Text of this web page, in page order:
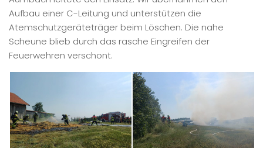
Aufbau einer C-Leitung und unterstützen die
Atemschutzgeräteträger beim Löschen. Die nahe
Scheune blieb durch das rasche Eingreifen der
Feuerwehren verschont.